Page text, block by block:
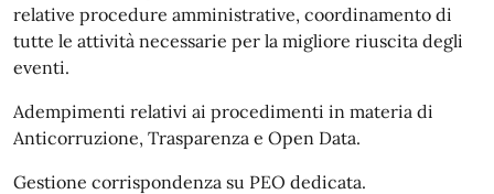
relative procedure amministrative, coordinamento di
tutte le attività necessarie per la migliore riuscita degli
eventi.
Adempimenti relativi ai procedimenti in materia di
Anticorruzione, Trasparenza e Open Data.
Gestione corrispondenza su PEO dedicata.